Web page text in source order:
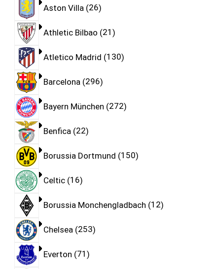
Aston Villa 26
Athletic Bilbao 21
Atletico Madrid 130
Barcelona 296
Bayern München 272
Benfica 22
Borussia Dortmund 150
Celtic 16
Borussia Monchengladbach 12
Chelsea 253
Everton 71